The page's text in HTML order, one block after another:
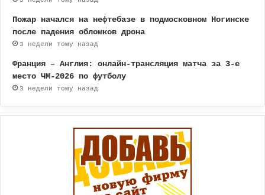
Пожар начался на нефтебазе в подмосковном Ногинске
после падения обломков дрона
3 недели тому назад
Франция – Англия: онлайн-трансляция матча за 3-е
место ЧМ-2026 по футболу
3 недели тому назад